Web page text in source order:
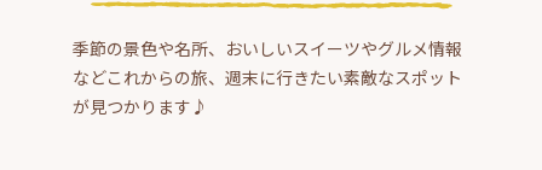
季節の景色や名所、おいしいスイーツやグルメ情報
などこれからの旅、週末に行きたい素敵なスポット
が見つかります♪